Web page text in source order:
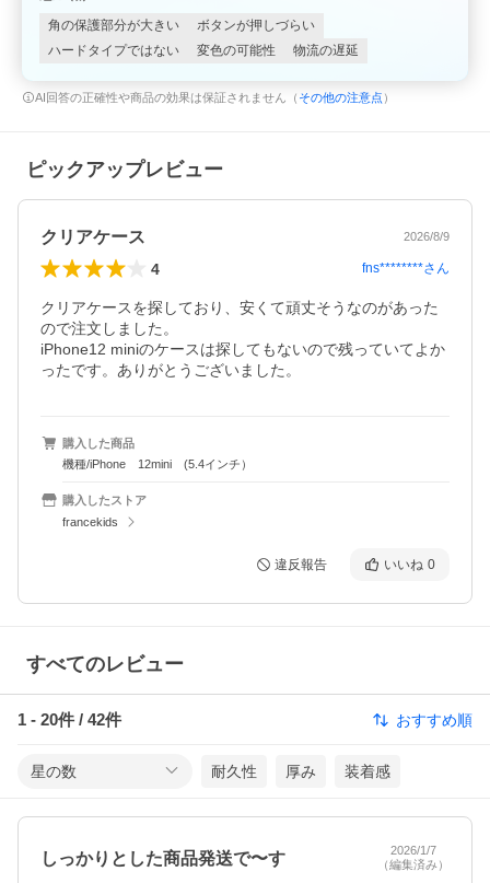
角の保護部分が大きい
ボタンが押しづらい
ハードタイプではない
変色の可能性 物流の遅延
AI回答の正確性や商品の効果は保証されません（ その他の注意点 ）
ピックアップレビュー
クリアケース 2026/8/9
4 fns********さん
クリアケースを探しており、安くて頑丈そうなのがあった
ので注文しました。
iPhone12 miniのケースは探してもないので残っていてよか
ったです。ありがとうございました。
購入した商品
機種/iPhone 12mini (5.4インチ）
購入したストア
francekids
違反報告 いいね 0
すべてのレビュー
1 - 20件 / 42件 おすすめ順
星の数 耐久性 厚み 装着感
しっかりとした商品発送で〜す
2026/1/7
（編集済み）